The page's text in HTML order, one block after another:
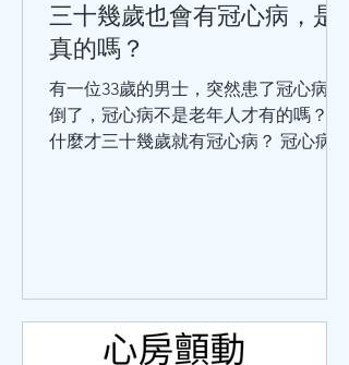
三十幾歲也會有冠心病，是
真的嗎？
有一位33歲的男士，突然患了冠心病暈
倒了，冠心病不是老年人才有的嗎？為
什麼才三十幾歲就有冠心病？ 冠心病的
此之外，炎症栓塞導致血管管腔狹窄或
閉塞也可以引起冠心病。 關於冠心病，
世界衛生組織將它分為5大類：無症狀